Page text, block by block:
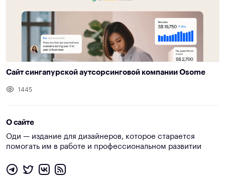
Сайт сингапурской аутсорсинговой компании Osome
1445
О сайте
Оди — издание для дизайнеров, которое старается
помогать им в работе и профессиональном развитии